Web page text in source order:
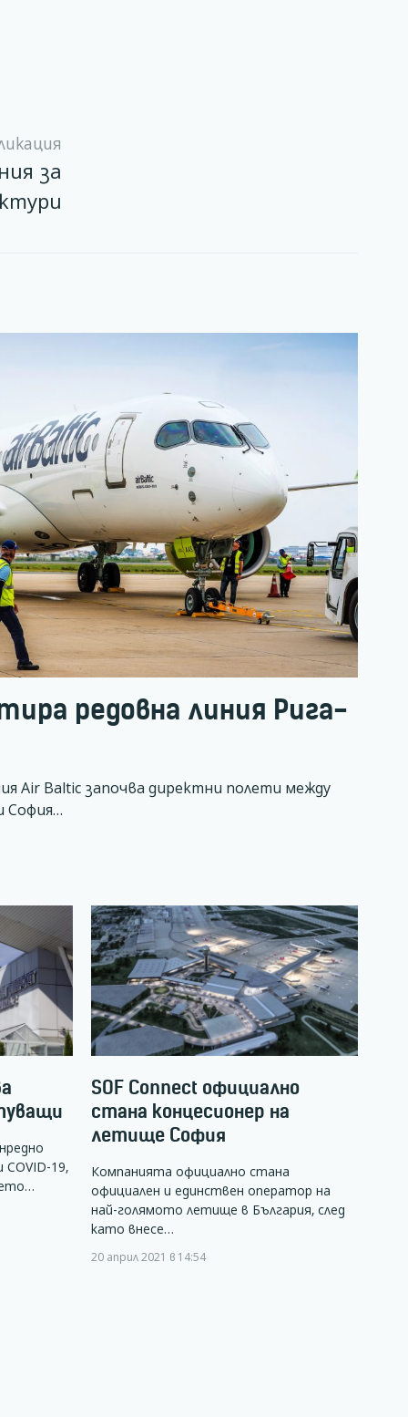
за
редовна линия Рига-
Air Baltic започва директни полети между
София…
19,
SOF Connect официално
стана концесионер на
летище София
Компанията официално стана
официален и единствен оператор на
най-голямото летище в България, след
като внесе…
20 април 2021 в 14:54